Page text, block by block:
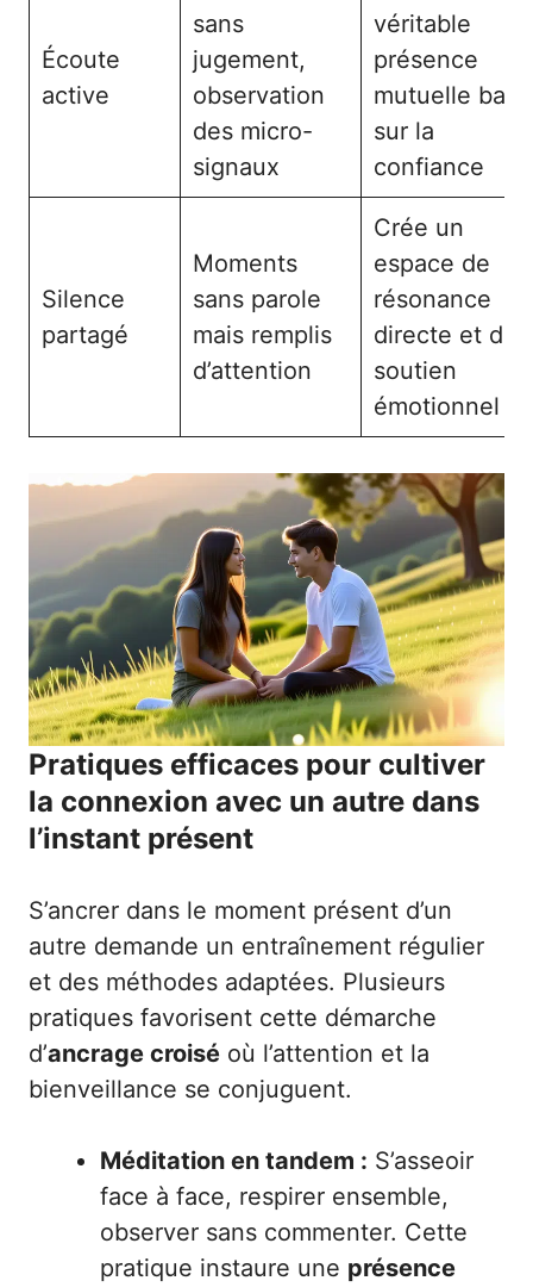
Écoute
active
sans
jugement,
observation
des micro-
signaux
véritable
présence
mutuelle
sur la
confiance
Silence
partagé
Moments
sans parole
mais remplis
d’attention
Crée un
espace de
résonance
directe et de
soutien
émotionnel
Pratiques efficaces pour cultiver
la connexion avec un autre dans
l’instant présent
S’ancrer dans le moment présent d’un
autre demande un entraînement régulier
et des méthodes adaptées. Plusieurs
pratiques favorisent cette démarche
d’ancrage croisé où l’attention et la
bienveillance se conjuguent.
Méditation en tandem : S’asseoir
face à face, respirer ensemble,
observer sans commenter. Cette
pratique instaure une présence